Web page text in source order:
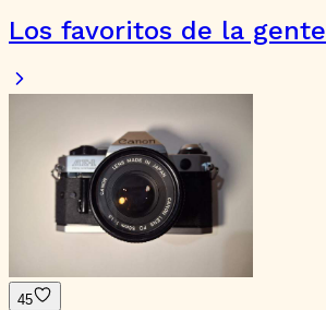
Los favoritos de la gente
45